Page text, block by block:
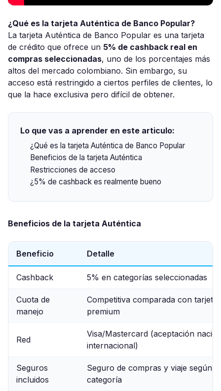
¿Qué es la tarjeta Auténtica de Banco Popular?
La tarjeta Auténtica de Banco Popular es una tarjeta
de crédito que ofrece un 5% de cashback real en
compras seleccionadas, uno de los porcentajes más
altos del mercado colombiano. Sin embargo, su
acceso está restringido a ciertos perfiles de clientes, lo
que la hace exclusiva pero difícil de obtener.
Lo que vas a aprender en este articulo:
¿Qué es la tarjeta Auténtica de Banco Popular
Beneficios de la tarjeta Auténtica
Restricciones de acceso
¿5% de cashback es realmente bueno
Beneficios de la tarjeta Auténtica
Beneficio Detalle
Cashback 5% en categorías seleccionadas
Cuota de
manejo
Competitiva comparada con tarjetas
premium
Red
Visa/Mastercard (aceptación
internacional)
Seguros
incluidos
Seguro de compras y viaje según la
categoría